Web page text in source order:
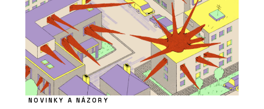
NOVINKY A NÁZORY